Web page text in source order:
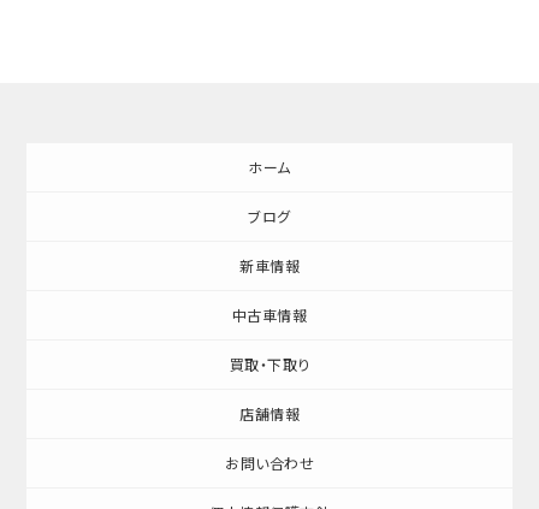
ホーム
ブログ
新車情報
中古車情報
買取・下取り
店舗情報
お問い合わせ